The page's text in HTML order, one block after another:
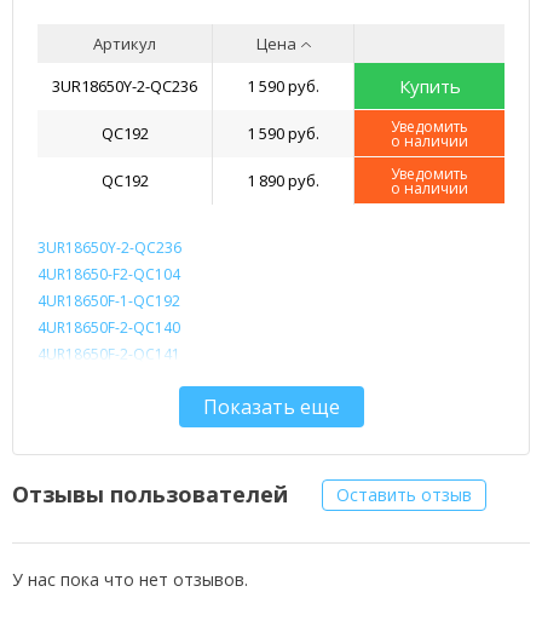
Артикул
Цена
3UR18650Y-2-QC236
1 590 руб. Купить
QC192 1 590 руб. Уведомить
о наличии
QC192 1 890 руб. Уведомить
о наличии
3UR18650Y-2-QC236
4UR18650-F2-QC104
4UR18650F-1-QC192
4UR18650F-2-QC140
4UR18650F-2-QC141
916-3030
916C2990
916C4820F
Показать еще
Отзывы пользователей Оставить отзыв
У нас пока что нет отзывов.